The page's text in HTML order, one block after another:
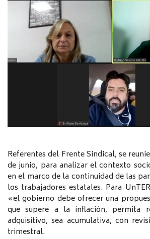
Referentes del Frente Sindical, se
de junio, para analizar el contexto
en el marco de la continuidad de las
los trabajadores estatales. Para
«el gobierno debe ofrecer una
que supere a la inflación, permita
adquisitivo, sea acumulativa, con
trimestral.